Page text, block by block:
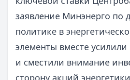
заявление Минэнерго по
политике в
элементы вместе усилили
и сместили внимание
сторону акций